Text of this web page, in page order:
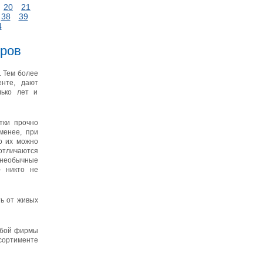
20
21
38
39
Тем более
дают
лет и
прочно
при
их можно
никто не
от живых
фирмы